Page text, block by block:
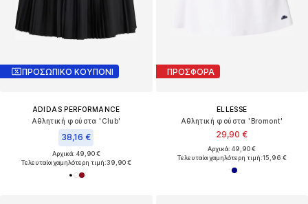
ΠΡΟΣΩΠΙΚΟ ΚΟΥΠΟΝΙ
ADIDAS PERFORMANCE
Αθλητική φούστα 'Club'
38,16 €
Αρχικά: 49,90 €
Τελευταία χαμηλότερη τιμή:39,90 €
ΠΡΟΣΦΟΡΑ
ELLESSE
Αθλητική φούστα 'Bromont'
29,90 €
Αρχικά: 49,90 €
Τελευταία χαμηλότερη τιμή:15,96 €